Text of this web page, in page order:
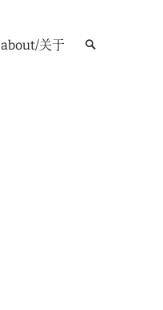
about/关于